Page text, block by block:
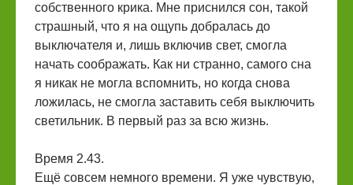
собственного крика. Мне приснился сон, такой
страшный, что я на ощупь добралась до
выключателя и, лишь включив свет, смогла
начать соображать. Как ни странно, самого сна
я никак не могла вспомнить, но когда снова
ложилась, не смогла заставить себя выключить
светильник. В первый раз за всю жизнь.
Время 2.43.
Ещё совсем немного времени. Я уже чувствую,